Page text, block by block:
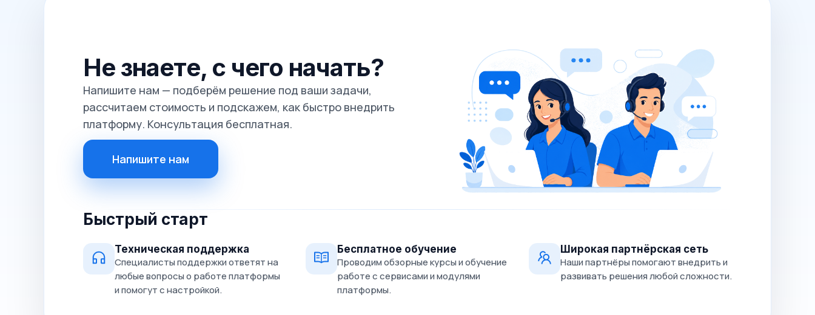
Не знаете, с чего начать?
Напишите нам — подберём решение под ваши задачи,
рассчитаем стоимость и подскажем, как быстро внедрить
платформу. Консультация бесплатная.
Напишите нам
Быстрый старт
Техническая поддержка
Специалисты поддержки ответят на
любые вопросы о работе платформы
и помогут с настройкой.
Бесплатное обучение
Проводим обзорные курсы и обучение
работе с сервисами и модулями
платформы.
Широкая партнёрская сеть
Наши партнёры помогают внедрить и
развивать решения любой сложности.